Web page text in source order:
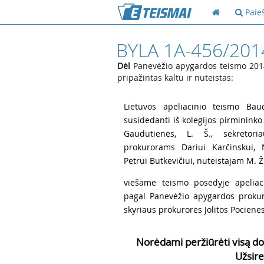
BYLA 1A-456/
Dėl Panevėžio apygardos teismo
pripažintas kaltu ir nuteistas:
Lietuvos apeliacinio teismo
susidedanti iš kolegijos pirmininko
Gaudutienės, L. Š.,
prokurorams Dariui Karčinskui,
Petrui Butkevičiui, nuteistajam M.
viešame teismo posėdyje
pagal Panevėžio apygardos
skyriaus prokurorės Jolitos
Norėdami peržiūrėti visą